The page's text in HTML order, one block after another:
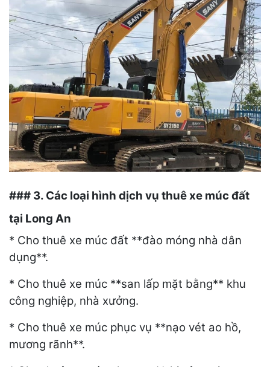
### 3. Các loại hình dịch vụ thuê xe múc đất
tại Long An
* Cho thuê xe múc đất **đào móng nhà dân
dụng**.
* Cho thuê xe múc **san lấp mặt bằng** khu
công nghiệp, nhà xưởng.
* Cho thuê xe múc phục vụ **nạo vét ao hồ,
mương rãnh**.